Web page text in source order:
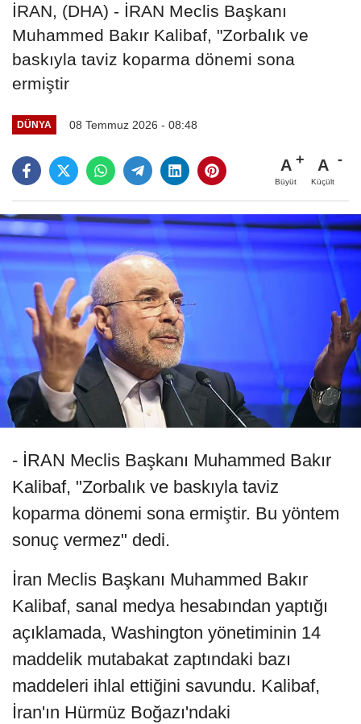
İRAN, (DHA) - İRAN Meclis Başkanı
Muhammed Bakır Kalibaf, "Zorbalık ve
baskıyla taviz koparma dönemi sona
ermiştir
DÜNYA 08 Temmuz 2026 - 08:48
A
Büyüt
A
Küçült
- İRAN Meclis Başkanı Muhammed Bakır
Kalibaf, "Zorbalık ve baskıyla taviz
koparma dönemi sona ermiştir. Bu yöntem
sonuç vermez" dedi.
İran Meclis Başkanı Muhammed Bakır
Kalibaf, sanal medya hesabından yaptığı
açıklamada, Washington yönetiminin 14
maddelik mutabakat zaptındaki bazı
maddeleri ihlal ettiğini savundu. Kalibaf,
İran'ın Hürmüz Boğazı'ndaki